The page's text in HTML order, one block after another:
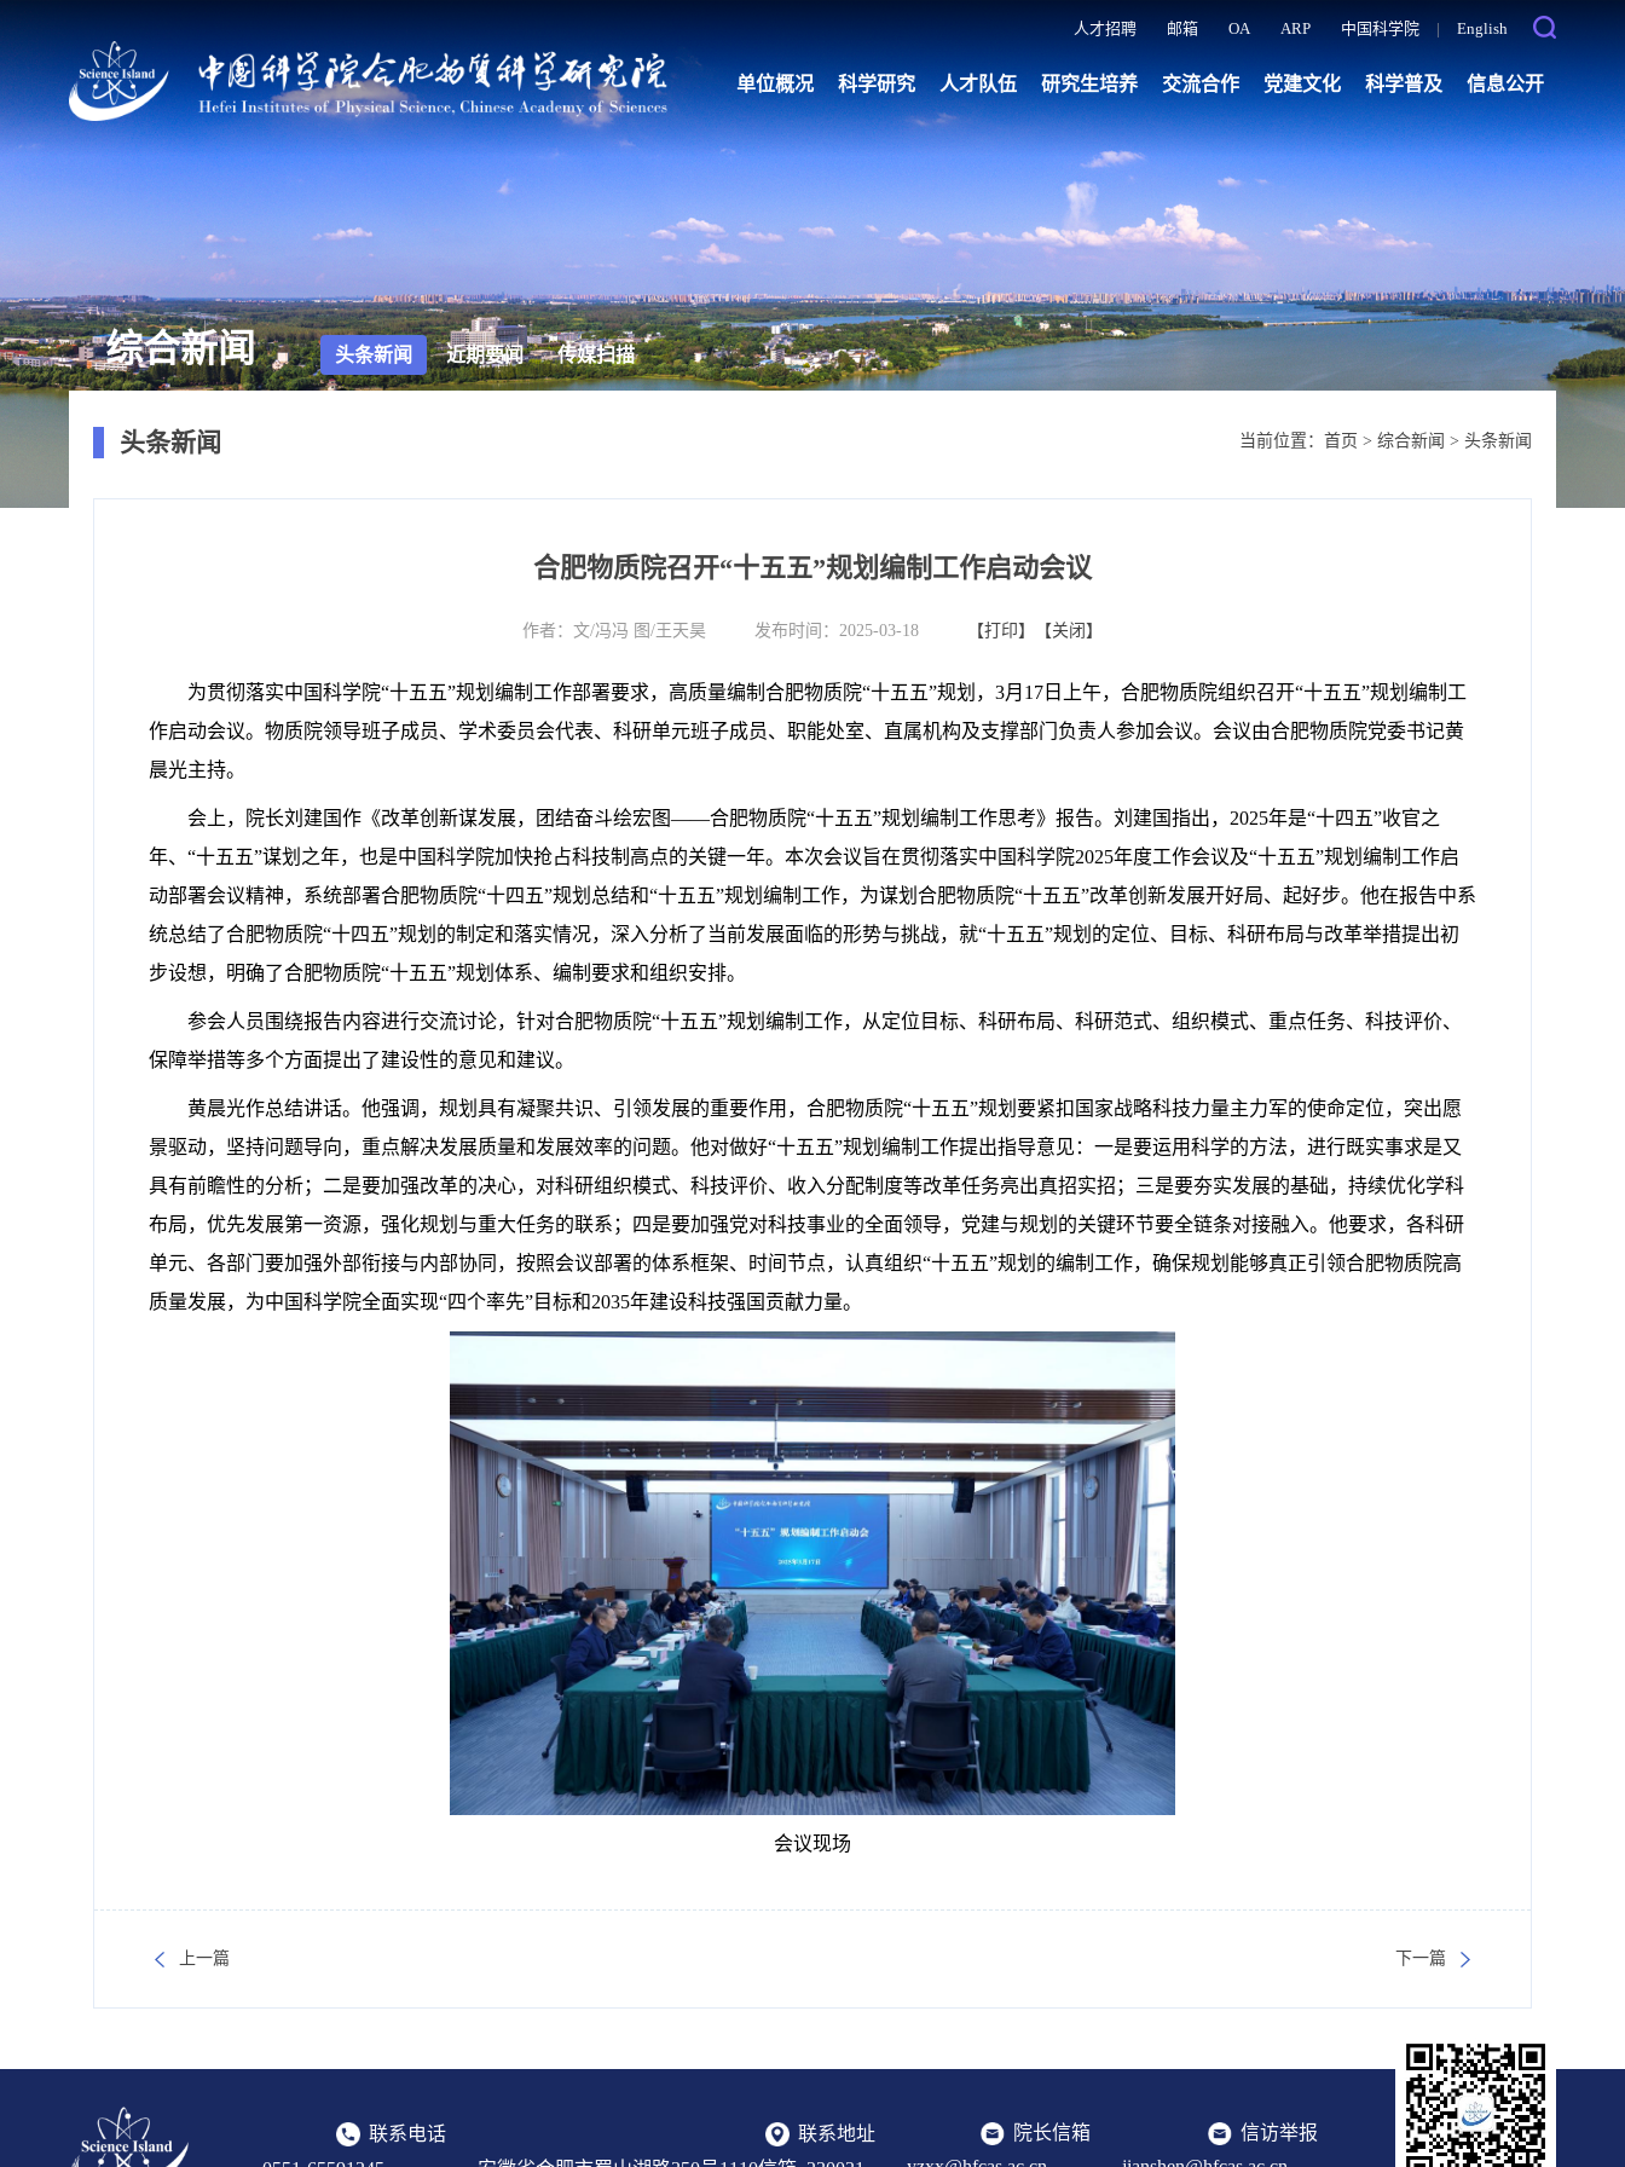
人才招聘 邮箱 OA ARP 中国科学院 | English
单位概况 科学研究 人才队伍 研究生培养 交流合作 党建文化 科学普及 信息公开
综合新闻 头条新闻 近期要闻 传媒扫描
头条新闻 当前位置： 首页 > 综合新闻 > 头条新闻
合肥物质院召开“十五五”规划编制工作启动会议
作者： 文/冯冯 图/王天昊 发布时间：2025-03-18 【打印】 【关闭】
为贯彻落实中国科学院“十五五”规划编制工作部署要求，高质量编制合肥物质院“十五五”规划， 3月 17 日上午，合肥物质院组织召开“十五五”规划编制工
作启动会议。物质院领导班子成员、学术委员会代表、科研单元班子成员、职能处室、直属机构及支撑部门负责人参加会议。会议由合肥物质院党委书记黄
晨光主持。
会上，院长刘建国作《改革创新谋发展，团结奋斗绘宏图——合肥物质院“十五五”规划编制工作思考》报告。刘建国指出， 2025年是“十四五”收官之
年、“十五五”谋划之年，也是中国科学院加快抢占科技制高点的关键一年。本次会议旨在贯彻落实中国科学院2025年度工作会议及“十五五”规划编制工作启
动部署会议精神，系统部署合肥物质院“十四五”规划总结和“十五五”规划编制工作，为谋划合肥物质院“十五五”改革创新发展开好局、起好步。他在报告中系
统总结了合肥物质院“十四五”规划的制定和落实情况，深入分析了当前发展面临的形势与挑战，就“十五五”规划的定位、目标、科研布局与改革举措提出初
步设想，明确了合肥物质院“十五五”规划体系、编制要求和组织安排。
参会人员围绕报告内容进行交流讨论，针对合肥物质院“十五五”规划编制工作，从定位目标、科研布局、科研范式、组织模式、重点任务、科技评价、
保障举措等多个方面提出了建设性的意见和建议。
黄晨光作总结讲话。他强调，规划具有凝聚共识、引领发展的重要作用，合肥物质院“十五五”规划要紧扣国家战略科技力量主力军的使命定位，突出愿
景驱动，坚持问题导向，重点解决发展质量和发展效率的问题。他对做好“十五五”规划编制工作提出指导意见：一是要运用科学的方法，进行既实事求是又
具有前瞻性的分析；二是要加强改革的决心，对科研组织模式、科技评价、收入分配制度等改革任务亮出真招实招；三是要夯实发展的基础，持续优化学科
布局，优先发展第一资源，强化规划与重大任务的联系；四是要加强党对科技事业的全面领导，党建与规划的关键环节要全链条对接融入。他要求，各科研
单元、各部门要加强外部衔接与内部协同，按照会议部署的体系框架、时间节点，认真组织“十五五”规划的编制工作，确保规划能够真正引领合肥物质院高
质量发展，为中国科学院全面实现“四个率先”目标和2035年建设科技强国贡献力量。
会议现场
上一篇 下一篇
联系电话
联系地址
院长信箱
信访举报